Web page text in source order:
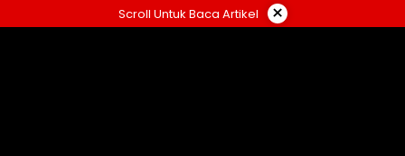
ke
Scroll Untuk Baca Artikel ×